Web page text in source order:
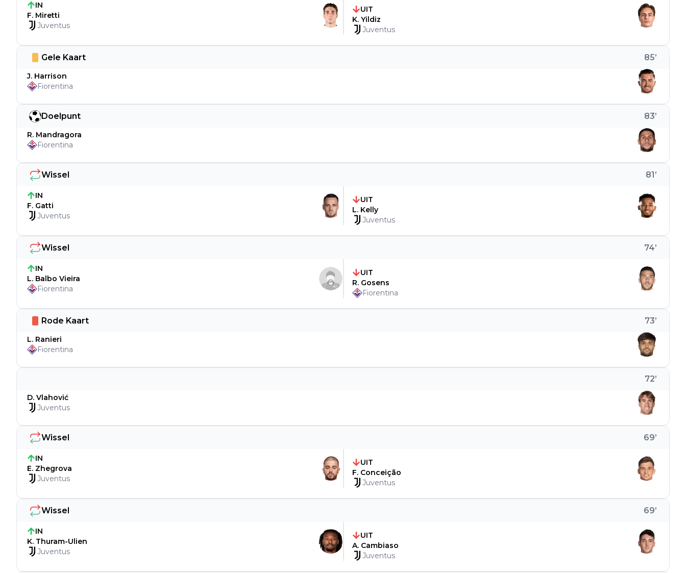
Wissel 69’
IN
K. Thuram-Ulien
Juventus
UIT
A. Cambiaso
Juventus
Wissel 69’
IN
E. Zhegrova
Juventus
UIT
F. Conceição
Juventus
72’
D. Vlahović
Juventus
Rode Kaart 73’
L. Ranieri
Fiorentina
Wissel 74’
IN
L. Balbo Vieira
Fiorentina
UIT
R. Gosens
Fiorentina
Wissel 81’
IN
F. Gatti
Juventus
UIT
L. Kelly
Juventus
Doelpunt 83’
R. Mandragora
Fiorentina
Gele Kaart 85’
J. Harrison
Fiorentina
IN
F. Miretti
Juventus
UIT
K. Yildiz
Juventus